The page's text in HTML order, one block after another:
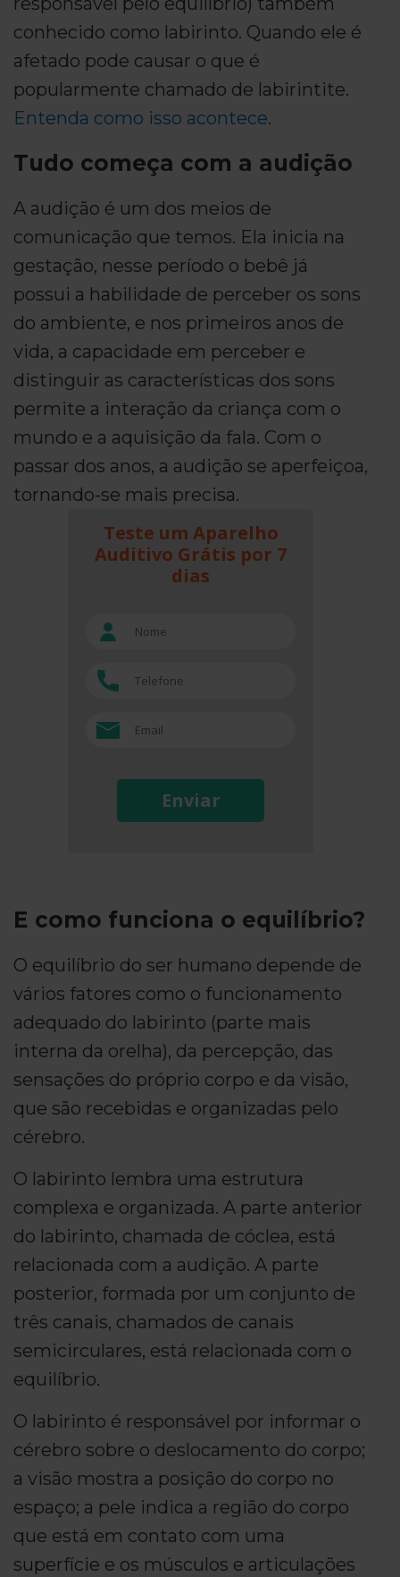
conhecido como labirinto. Quando ele é
afetado pode causar o que é
popularmente chamado de labirintite.
Entenda como isso acontece.
Tudo começa com a audição
A audição é um dos meios de
comunicação que temos. Ela inicia na
gestação, nesse período o bebê já
possui a habilidade de perceber os sons
do ambiente, e nos primeiros anos de
vida, a capacidade em perceber e
distinguir as características dos sons
permite a interação da criança com o
mundo e a aquisição da fala. Com o
passar dos anos, a audição se aperfeiçoa,
tornando-se mais precisa.
Teste um Aparelho
Auditivo Grátis por 7
dias
Enviar
E como funciona o equilíbrio?
O equilíbrio do ser humano depende de
vários fatores como o funcionamento
adequado do labirinto (parte mais
interna da orelha), da percepção, das
sensações do próprio corpo e da visão,
que são recebidas e organizadas pelo
cérebro.
O labirinto lembra uma estrutura
complexa e organizada. A parte anterior
do labirinto, chamada de cóclea, está
relacionada com a audição. A parte
posterior, formada por um conjunto de
três canais, chamados de canais
semicirculares, está relacionada com o
equilíbrio.
O labirinto é responsável por informar o
cérebro sobre o deslocamento do corpo;
a visão mostra a posição do corpo no
espaço; a pele indica a região do corpo
que está em contato com uma
superfície e os músculos e articulações